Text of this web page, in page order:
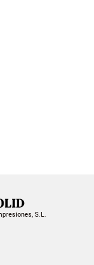
S.L.